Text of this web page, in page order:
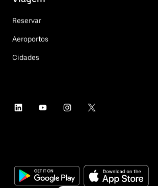
Reservar
Aeroportos
Cidades